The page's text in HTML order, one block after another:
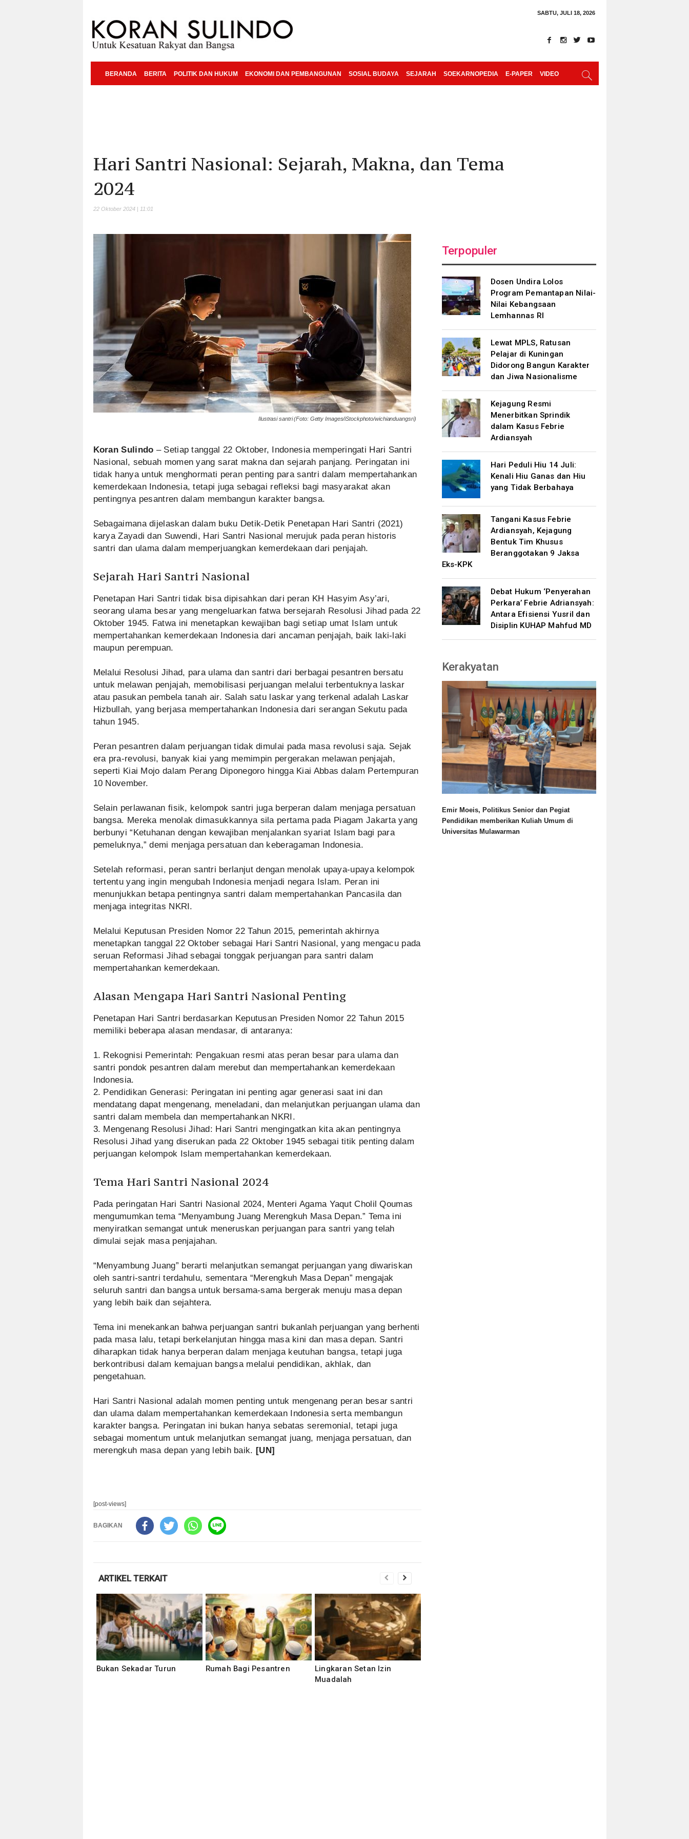
SABTU, JULI 18, 2026
BERANDA BERITA POLITIK DAN HUKUM EKONOMI DAN PEMBANGUNAN SOSIAL BUDAYA SEJARAH SOEKARNOPEDIA E-PAPER VIDEO
Hari Santri Nasional: Sejarah, Makna, dan Tema
2024
22 Oktober 2024 | 11:01
Ilustrasi santri (Foto: Getty Images/iStockphoto/wichianduangsri)
Koran Sulindo – Setiap tanggal 22 Oktober, Indonesia memperingati Hari Santri
Nasional, sebuah momen yang sarat makna dan sejarah panjang. Peringatan ini
tidak hanya untuk menghormati peran penting para santri dalam mempertahankan
kemerdekaan Indonesia, tetapi juga sebagai refleksi bagi masyarakat akan
pentingnya pesantren dalam membangun karakter bangsa.
Sebagaimana dijelaskan dalam buku Detik-Detik Penetapan Hari Santri (2021)
karya Zayadi dan Suwendi, Hari Santri Nasional merujuk pada peran historis
santri dan ulama dalam memperjuangkan kemerdekaan dari penjajah.
Sejarah Hari Santri Nasional
Penetapan Hari Santri tidak bisa dipisahkan dari peran KH Hasyim Asy’ari,
seorang ulama besar yang mengeluarkan fatwa bersejarah Resolusi Jihad pada 22
Oktober 1945. Fatwa ini menetapkan kewajiban bagi setiap umat Islam untuk
mempertahankan kemerdekaan Indonesia dari ancaman penjajah, baik laki-laki
maupun perempuan.
Melalui Resolusi Jihad, para ulama dan santri dari berbagai pesantren bersatu
untuk melawan penjajah, memobilisasi perjuangan melalui terbentuknya laskar
atau pasukan pembela tanah air. Salah satu laskar yang terkenal adalah Laskar
Hizbullah, yang berjasa mempertahankan Indonesia dari serangan Sekutu pada
tahun 1945.
Peran pesantren dalam perjuangan tidak dimulai pada masa revolusi saja. Sejak
era pra-revolusi, banyak kiai yang memimpin pergerakan melawan penjajah,
seperti Kiai Mojo dalam Perang Diponegoro hingga Kiai Abbas dalam Pertempuran
10 November.
Selain perlawanan fisik, kelompok santri juga berperan dalam menjaga persatuan
bangsa. Mereka menolak dimasukkannya sila pertama pada Piagam Jakarta yang
berbunyi “Ketuhanan dengan kewajiban menjalankan syariat Islam bagi para
pemeluknya,” demi menjaga persatuan dan keberagaman Indonesia.
Setelah reformasi, peran santri berlanjut dengan menolak upaya-upaya kelompok
tertentu yang ingin mengubah Indonesia menjadi negara Islam. Peran ini
menunjukkan betapa pentingnya santri dalam mempertahankan Pancasila dan
menjaga integritas NKRI.
Melalui Keputusan Presiden Nomor 22 Tahun 2015, pemerintah akhirnya
menetapkan tanggal 22 Oktober sebagai Hari Santri Nasional, yang mengacu pada
seruan Reformasi Jihad sebagai tonggak perjuangan para santri dalam
mempertahankan kemerdekaan.
Alasan Mengapa Hari Santri Nasional Penting
Penetapan Hari Santri berdasarkan Keputusan Presiden Nomor 22 Tahun 2015
memiliki beberapa alasan mendasar, di antaranya:
1. Rekognisi Pemerintah: Pengakuan resmi atas peran besar para ulama dan
santri pondok pesantren dalam merebut dan mempertahankan kemerdekaan
Indonesia.
2. Pendidikan Generasi: Peringatan ini penting agar generasi saat ini dan
mendatang dapat mengenang, meneladani, dan melanjutkan perjuangan ulama dan
santri dalam membela dan mempertahankan NKRI.
3. Mengenang Resolusi Jihad: Hari Santri mengingatkan kita akan pentingnya
Resolusi Jihad yang diserukan pada 22 Oktober 1945 sebagai titik penting dalam
perjuangan kelompok Islam mempertahankan kemerdekaan.
Tema Hari Santri Nasional 2024
Pada peringatan Hari Santri Nasional 2024, Menteri Agama Yaqut Cholil Qoumas
mengumumkan tema “Menyambung Juang Merengkuh Masa Depan.” Tema ini
menyiratkan semangat untuk meneruskan perjuangan para santri yang telah
dimulai sejak masa penjajahan.
“Menyambung Juang” berarti melanjutkan semangat perjuangan yang diwariskan
oleh santri-santri terdahulu, sementara “Merengkuh Masa Depan” mengajak
seluruh santri dan bangsa untuk bersama-sama bergerak menuju masa depan
yang lebih baik dan sejahtera.
Tema ini menekankan bahwa perjuangan santri bukanlah perjuangan yang berhenti
pada masa lalu, tetapi berkelanjutan hingga masa kini dan masa depan. Santri
diharapkan tidak hanya berperan dalam menjaga keutuhan bangsa, tetapi juga
berkontribusi dalam kemajuan bangsa melalui pendidikan, akhlak, dan
pengetahuan.
Hari Santri Nasional adalah momen penting untuk mengenang peran besar santri
dan ulama dalam mempertahankan kemerdekaan Indonesia serta membangun
karakter bangsa. Peringatan ini bukan hanya sebatas seremonial, tetapi juga
sebagai momentum untuk melanjutkan semangat juang, menjaga persatuan, dan
merengkuh masa depan yang lebih baik. [UN]
[post-views]
BAGIKAN
ARTIKEL TERKAIT
Bukan Sekadar Turun Rumah Bagi Pesantren
Lingkaran Setan Izin
Muadalah
Terpopuler
Dosen Undira Lolos
Program Pemantapan Nilai-
Nilai Kebangsaan
Lemhannas RI
Lewat MPLS, Ratusan
Pelajar di Kuningan
Didorong Bangun Karakter
dan Jiwa Nasionalisme
Kejagung Resmi
Menerbitkan Sprindik
dalam Kasus Febrie
Ardiansyah
Hari Peduli Hiu 14 Juli:
Kenali Hiu Ganas dan Hiu
yang Tidak Berbahaya
Tangani Kasus Febrie
Ardiansyah, Kejagung
Bentuk Tim Khusus
Beranggotakan 9 Jaksa
Eks-KPK
Debat Hukum ‘Penyerahan
Perkara’ Febrie Adriansyah:
Antara Efisiensi Yusril dan
Disiplin KUHAP Mahfud MD
Kerakyatan
Emir Moeis, Politikus Senior dan Pegiat
Pendidikan memberikan Kuliah Umum di
Universitas Mulawarman